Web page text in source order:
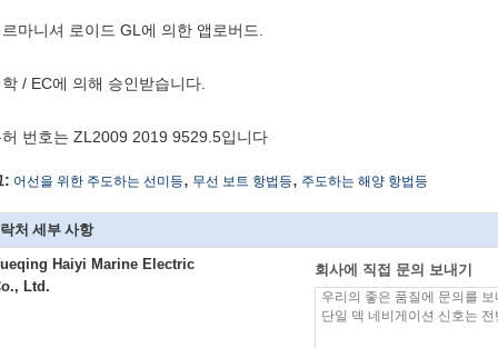
마니셔 로이드 GL에 의한 앱로버드.
/ EC에 의해 승인받습니다.
번호는 ZL2009 2019 9529.5입니다
: 어선을 위한 주도하는 선미등, 무선 보트 항법등, 주도하는 해양 항법등
처 세부 사항
Haiyi Marine Electric
Ltd.
회사에 직접 문의 보내기